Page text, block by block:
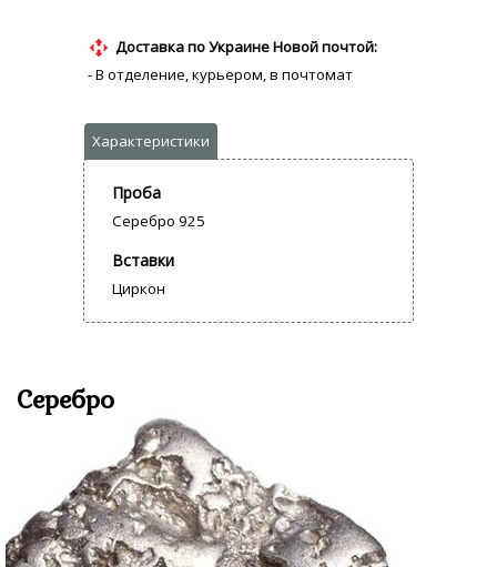
Доставка по Украине Новой почтой:
- В отделение, курьером, в почтомат
Проба
Серебро 925
Вставки
Циркон
Серебро